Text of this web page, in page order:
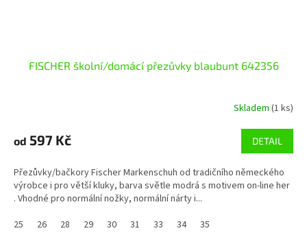
FISCHER školní/domácí přezůvky blaubunt 642356
Skladem (1 ks)
od 597 Kč DETAIL
Přezůvky/bačkory Fischer Markenschuh od tradičního německého
výrobce i pro větší kluky, barva světle modrá s motivem on-line her
. Vhodné pro normální nožky, normální nárty i...
25
26 28 29 30 31 33 34 35